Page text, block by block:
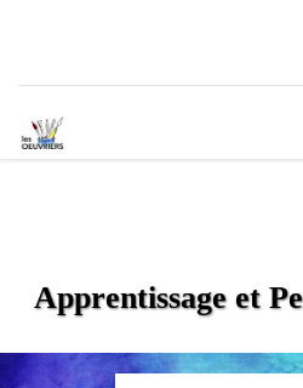
Apprentissage et